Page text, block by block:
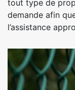
tout type de
demande afin
l’assistance